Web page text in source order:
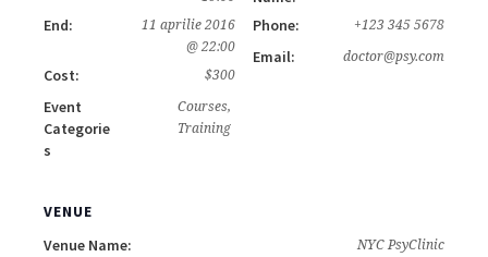
End:
11 aprilie 2016
@ 22:00
Cost: $300
Event
Categorie
s
Courses,
Training
VENUE
Venue Name:
NYC PsyClinic
Phone: +123 345 5678
Email: doctor@psy.com